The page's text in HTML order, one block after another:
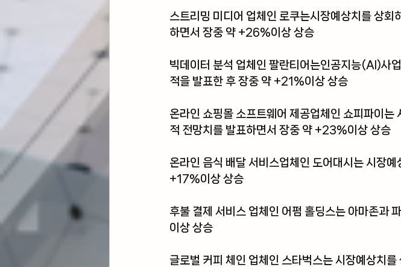
스트리밍 미디어 업체인 로쿠는시장예상치를 상회
하면서 장중 약 +26%이상 상승
빅데이터 분석 업체인 팔란티어는인공지능(AI)사
적을 발표한 후 장중 약 +21%이상 상승
온라인 쇼핑몰 소프트웨어 제공업체인 쇼피파이
적 전망치를 발표하면서 장중 약 +23%이상 상승
온라인 음식 배달 서비스업체인 도어대시는 시장
+17%이상 상승
후불 결제 서비스 업체인 어펌 홀딩스는 아마존과
이상 상승
글로벌 커피 체인 업체인 스타벅스는 시장예상치